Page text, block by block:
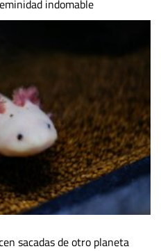
indomable
sacadas de otro planeta